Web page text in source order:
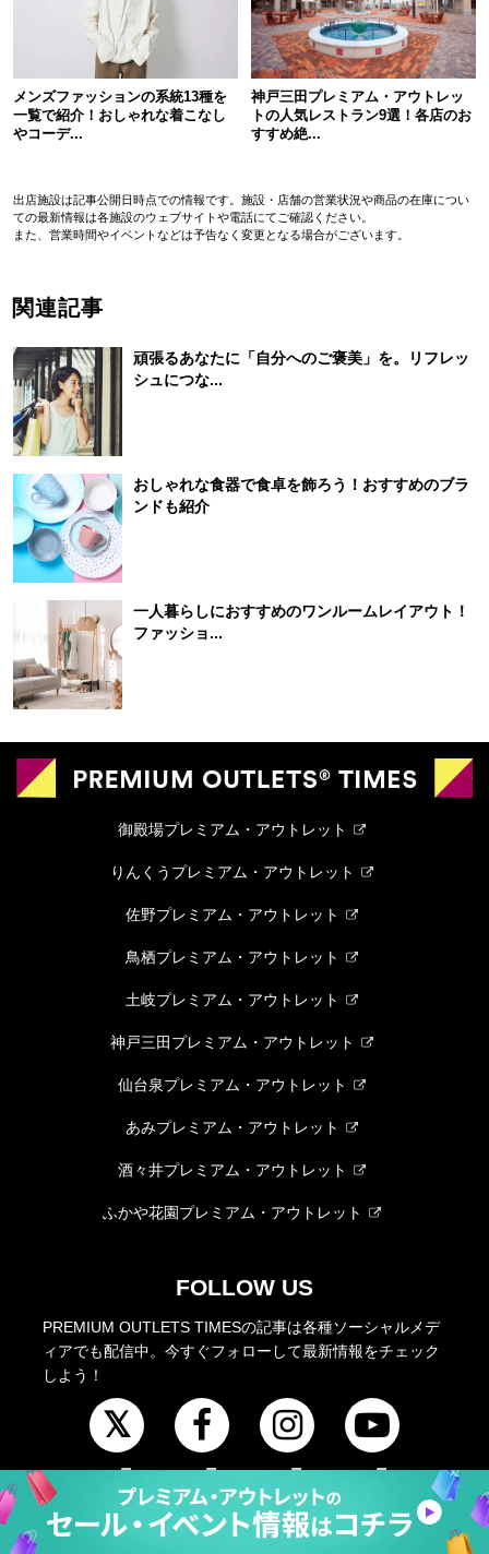
メンズファッションの系統13種を
一覧で紹介！おしゃれな着こなし
やコーデ...
神戸三田プレミアム・アウトレッ
トの人気レストラン9選！各店のお
すすめ絶...
出店施設は記事公開日時点での情報です。施設・店舗の営業状況や商品の在庫につい
ての最新情報は各施設のウェブサイトや電話にてご確認ください。
また、営業時間やイベントなどは予告なく変更となる場合がございます。
関連記事
頑張るあなたに「自分へのご褒美」を。リフレッ
シュにつな...
おしゃれな食器で食卓を飾ろう！おすすめのブラ
ンドも紹介
一人暮らしにおすすめのワンルームレイアウト！
ファッショ...
御殿場プレミアム・アウトレット
りんくうプレミアム・アウトレット
佐野プレミアム・アウトレット
鳥栖プレミアム・アウトレット
土岐プレミアム・アウトレット
神戸三田プレミアム・アウトレット
仙台泉プレミアム・アウトレット
あみプレミアム・アウトレット
酒々井プレミアム・アウトレット
ふかや花園プレミアム・アウトレット
FOLLOW US
PREMIUM OUTLETS TIMESの記事は各種ソーシャルメデ
ィアでも配信中。今すぐフォローして最新情報をチェック
しよう！